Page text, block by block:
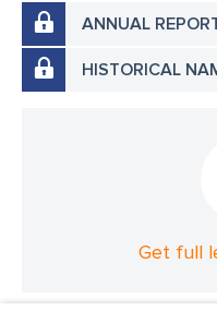
ANNUAL
HISTORICAL
Get full